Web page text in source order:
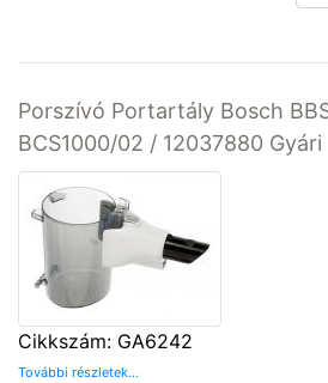
Porszívó Portartály Bosch
BCS1000/02 / 12037880 Gyári
Cikkszám: GA6242
További részletek...